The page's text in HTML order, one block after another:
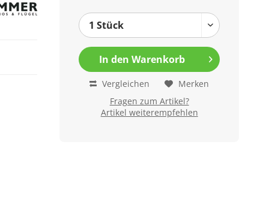
In den Warenkorb
Vergleichen
Merken
Fragen zum Artikel?
Artikel weiterempfehlen